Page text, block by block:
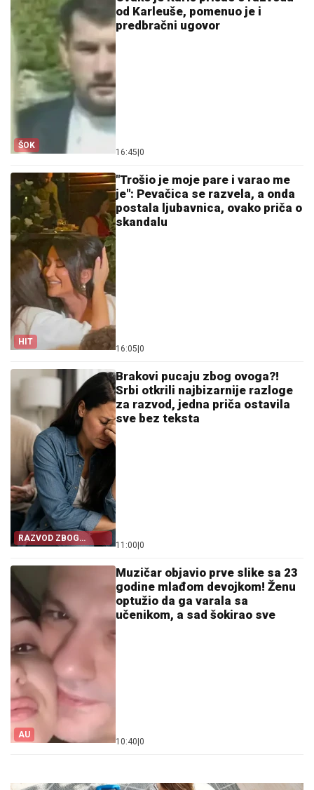
ŠOK
od Karleuše, pomenuo je i
predbračni ugovor
16:45 0
HIT
"Trošio je moje pare i varao me
je": Pevačica se razvela, a onda
postala ljubavnica, ovako priča o
skandalu
16:05 0
RAZVOD ZBOG
SITNICE
Brakovi pucaju zbog ovoga?!
Srbi otkrili najbizarnije razloge
za razvod, jedna priča ostavila
sve bez teksta
11:00 0
AU
Muzičar objavio prve slike sa 23
godine mlađom devojkom! Ženu
optužio da ga varala sa
učenikom, a sad šokirao sve
10:40 0